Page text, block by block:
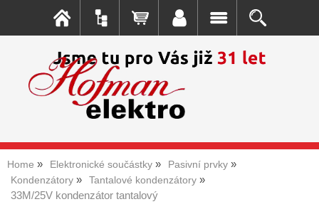
Home Elektronické součástky
Pasivní prvky
Kondenzátory
Tantalové kondenzátory
33M/25V kondenzátor tantalový